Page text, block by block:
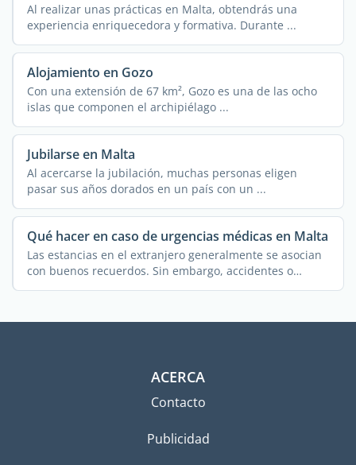
Al realizar unas prácticas en Malta, obtendrás una
experiencia enriquecedora y formativa. Durante ...
Alojamiento en Gozo
Con una extensión de 67 km², Gozo es una de las ocho
islas que componen el archipiélago ...
Jubilarse en Malta
Al acercarse la jubilación, muchas personas eligen
pasar sus años dorados en un país con un ...
Qué hacer en caso de urgencias médicas en Malta
Las estancias en el extranjero generalmente se asocian
con buenos recuerdos. Sin embargo, accidentes o
emergencias ...
ACERCA
Contacto
Publicidad